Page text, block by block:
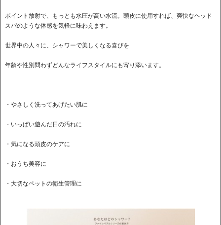
ポイント放射で、もっとも水圧が高い水流。頭皮に使用すれば、爽快なヘッド
スパのような体感を気軽に味わえます。
世界中の人々に、シャワーで美しくなる喜びを
年齢や性別問わずどんなライフスタイルにも寄り添います。
・やさしく洗ってあげたい肌に
・いっぱい遊んだ日の汚れに
・気になる頭皮のケアに
・おうち美容に
・大切なペットの衛生管理に